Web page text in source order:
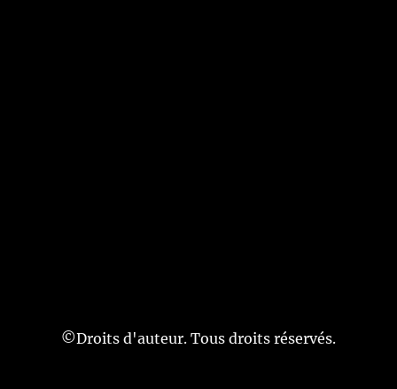
©Droits d'auteur. Tous droits réservés.